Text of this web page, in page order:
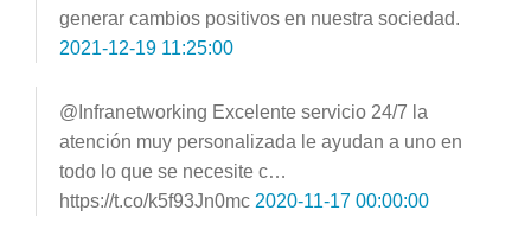
generar cambios positivos en nuestra sociedad.
2021-12-19 11:25:00
@Infranetworking Excelente servicio 24/7 la
atención muy personalizada le ayudan a uno en
todo lo que se necesite c…
https://t.co/k5f93Jn0mc 2020-11-17 00:00:00